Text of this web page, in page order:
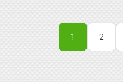
1 2